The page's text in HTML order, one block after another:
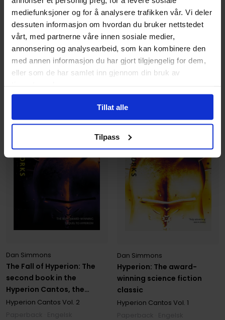
mediefunksjoner og for å analysere trafikken vår. Vi deler
dessuten informasjon om hvordan du bruker nettstedet
vårt, med partnerne våre innen sosiale medier,
annonsering og analysearbeid, som kan kombinere den
med annen informasjon du har gjort tilgjengelig for dem,
eller som de har samlet inn gjennom din bruk av
Tillat alle
Tilpass
Hyperion CantosVol. 2
Paperback · Engelsk
Hyperion CantosVol. 1
Paperback · Engelsk
The Fall of Hyperion: The
second book in the
Hyperion Cantos, the
legendary science fiction
Dan Simmons
Hyperion Cantos Vol. 2
279
251,10 Medlem
På nettlager
Hyperion: The award-
winning science fiction
classic
Dan Simmons
Hyperion Cantos Vol. 1
199
179,10
Medlem
På nettlager